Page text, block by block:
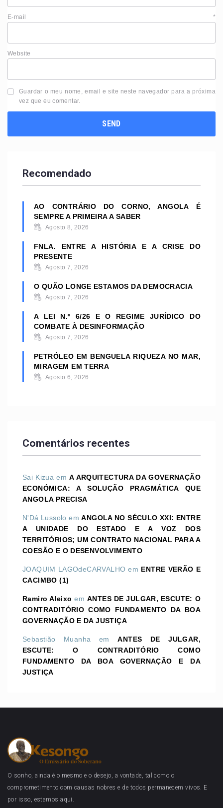
E-mail *
Website
Guardar o meu nome, email e site neste navegador para a próxima
vez que eu comentar.
Recomendado
AO CONTRÁRIO DO CORNO, ANGOLA É
SEMPRE A PRIMEIRA A SABER
Agosto 8, 2026
FNLA. ENTRE A HISTÓRIA E A CRISE DO
PRESENTE
Agosto 7, 2026
O QUÃO LONGE ESTAMOS DA DEMOCRACIA
Agosto 7, 2026
A LEI N.º 6/26 E O REGIME JURÍDICO DO
COMBATE À DESINFORMAÇÃO
Agosto 7, 2026
PETRÓLEO EM BENGUELA RIQUEZA NO MAR,
MIRAGEM EM TERRA
Agosto 6, 2026
Comentários recentes
Sai Kizua emA ARQUITECTURA DA GOVERNAÇÃO
ECONÓMICA: A SOLUÇÃO PRAGMÁTICA QUE
ANGOLA PRECISA
N'Dá Lussolo emANGOLA NO SÉCULO XXI: ENTRE
A UNIDADE DO ESTADO E A VOZ DOS
TERRITÓRIOS; UM CONTRATO NACIONAL PARA A
COESÃO E O DESENVOLVIMENTO
JOAQUIM LAGOdeCARVALHO em ENTRE VERÃO E
CACIMBO (1)
Ramiro Aleixo emANTES DE JULGAR, ESCUTE: O
CONTRADITÓRIO COMO FUNDAMENTO DA BOA
GOVERNAÇÃO E DA JUSTIÇA
Sebastião Muanha emANTES DE JULGAR,
ESCUTE: O CONTRADITÓRIO COMO
FUNDAMENTO DA BOA GOVERNAÇÃO E DA
JUSTIÇA
O sonho, ainda é o mesmo e o desejo, a vontade, tal como o
comprometimento com causas nobres e de todos permanecem vivos. E
por isso, estamos aqui.